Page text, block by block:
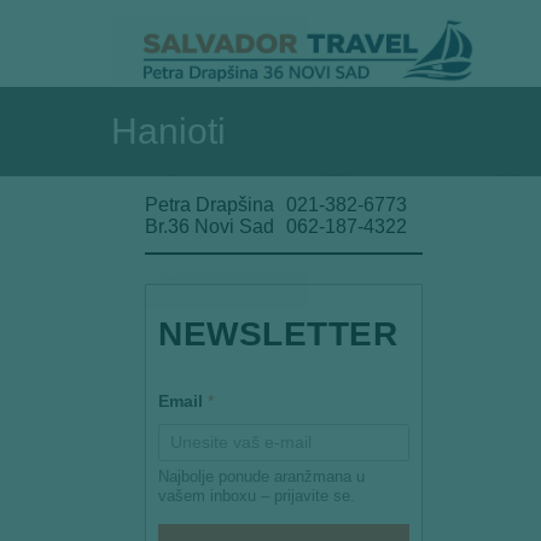
Hanioti
Petra Drapšina
Br.36 Novi Sad
021-382-6773
062-187-4322
NEWSLETTER
m
E
m
a
Email *
Najbolje ponude aranžmana u
vašem inboxu – prijavite se.